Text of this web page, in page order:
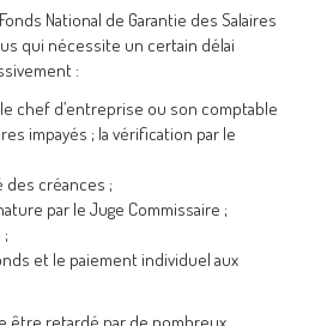
National de Garantie des Salaires
qui nécessite un certain délai
:
chef d’entreprise ou son comptable
impayés ; la vérification par le
des créances ;
par le Juge Commissaire ;
et le paiement individuel aux